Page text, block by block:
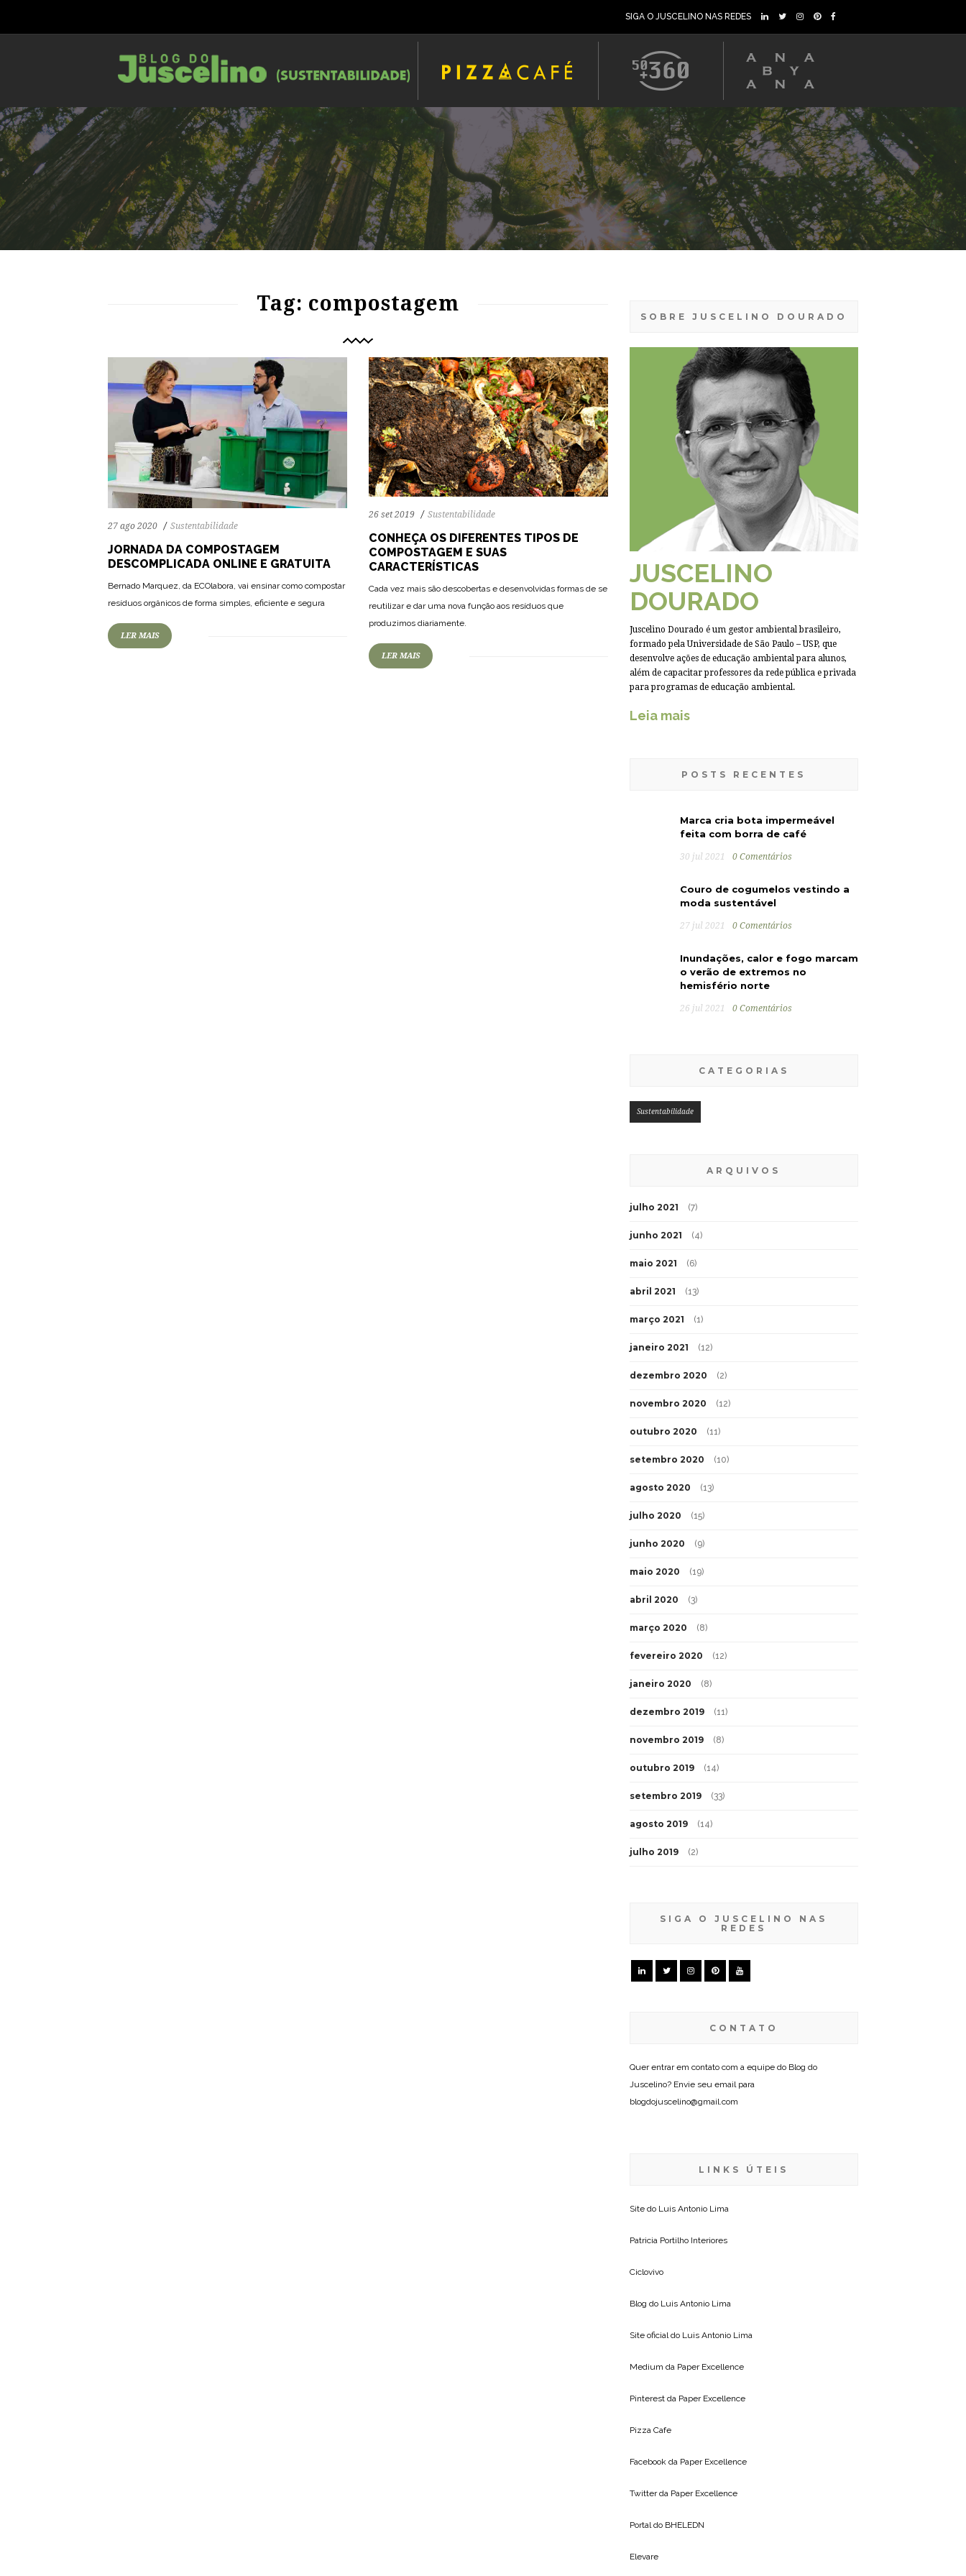
SIGA O JUSCELINO NAS REDES
Tag: compostagem
27 ago 2020 Sustentabilidade
JORNADA DA COMPOSTAGEM
DESCOMPLICADA ONLINE E GRATUITA
Bernado Marquez, da ECOlabora, vai ensinar como compostar
resíduos orgânicos de forma simples, eficiente e segura
LER MAIS
26 set 2019 Sustentabilidade
CONHEÇA OS DIFERENTES TIPOS DE
COMPOSTAGEM E SUAS
CARACTERÍSTICAS
Cada vez mais são descobertas e desenvolvidas formas de se
reutilizar e dar uma nova função aos resíduos que
produzimos diariamente.
LER MAIS
SOBRE JUSCELINO DOURADO
JUSCELINO
DOURADO
Juscelino Dourado é um gestor ambiental brasileiro,
formado pela Universidade de São Paulo – USP, que
desenvolve ações de educação ambiental para alunos,
além de capacitar professores da rede pública e privada
para programas de educação ambiental.
Leia mais
POSTS RECENTES
Marca cria bota impermeável
feita com borra de café
30 jul 2021 0 Comentários
Couro de cogumelos vestindo a
moda sustentável
27 jul 2021 0 Comentários
Inundações, calor e fogo marcam
o verão de extremos no
hemisfério norte
26 jul 2021 0 Comentários
CATEGORIAS
Sustentabilidade
ARQUIVOS
julho 2021 (7)
junho 2021 (4)
maio 2021 (6)
abril 2021 (13)
março 2021 (1)
janeiro 2021 (12)
dezembro 2020 (2)
novembro 2020 (12)
outubro 2020 (11)
setembro 2020 (10)
agosto 2020 (13)
julho 2020 (15)
junho 2020 (9)
maio 2020 (19)
abril 2020 (3)
março 2020 (8)
fevereiro 2020 (12)
janeiro 2020 (8)
dezembro 2019 (11)
novembro 2019 (8)
outubro 2019 (14)
setembro 2019 (33)
agosto 2019 (14)
julho 2019 (2)
SIGA O JUSCELINO NAS
REDES
CONTATO
Quer entrar em contato com a equipe do Blog do
Juscelino? Envie seu email para
blogdojuscelino@gmail.com
LINKS ÚTEIS
Site do Luis Antonio Lima
Patricia Portilho Interiores
Ciclovivo
Blog do Luis Antonio Lima
Site oficial do Luis Antonio Lima
Medium da Paper Excellence
Pinterest da Paper Excellence
Pizza Cafe
Facebook da Paper Excellence
Twitter da Paper Excellence
Portal do BHELEDN
Elevare